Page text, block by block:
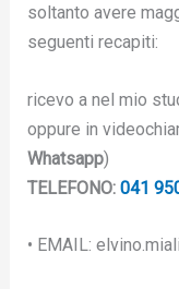
soltanto avere
seguenti recapiti:
ricevo a nel mio
oppure in
Whatsapp)
TELEFONO: 041
• EMAIL: